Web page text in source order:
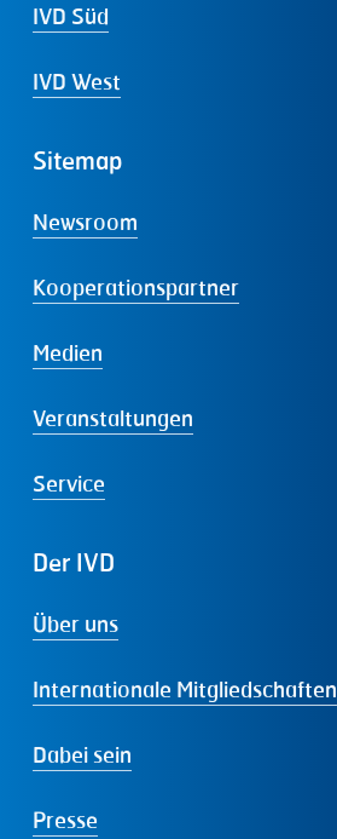
IVD Süd
IVD West
Sitemap
Newsroom
Kooperationspartner
Medien
Veranstaltungen
Service
Der IVD
Über uns
Internationale Mitgliedschaften
Dabei sein
Presse